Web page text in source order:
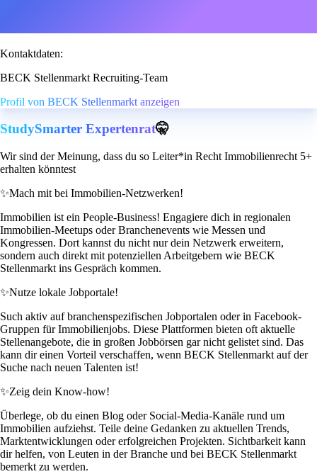
Kontaktdaten:
BECK Stellenmarkt Recruiting-Team
Profil von BECK Stellenmarkt anzeigen
StudySmarter Expertenrat🤫
Wir sind der Meinung, dass du so Leiter*in Recht Immobilienrecht 5+
erhalten könntest
✨Mach mit bei Immobilien-Netzwerken!
Immobilien ist ein People-Business! Engagiere dich in regionalen
Immobilien-Meetups oder Branchenevents wie Messen und
Kongressen. Dort kannst du nicht nur dein Netzwerk erweitern,
sondern auch direkt mit potenziellen Arbeitgebern wie BECK
Stellenmarkt ins Gespräch kommen.
✨Nutze lokale Jobportale!
Such aktiv auf branchenspezifischen Jobportalen oder in Facebook-
Gruppen für Immobilienjobs. Diese Plattformen bieten oft aktuelle
Stellenangebote, die in großen Jobbörsen gar nicht gelistet sind. Das
kann dir einen Vorteil verschaffen, wenn BECK Stellenmarkt auf der
Suche nach neuen Talenten ist!
✨Zeig dein Know-how!
Überlege, ob du einen Blog oder Social-Media-Kanäle rund um
Immobilien aufziehst. Teile deine Gedanken zu aktuellen Trends,
Marktentwicklungen oder erfolgreichen Projekten. Sichtbarkeit kann
dir helfen, von Leuten in der Branche und bei BECK Stellenmarkt
bemerkt zu werden.